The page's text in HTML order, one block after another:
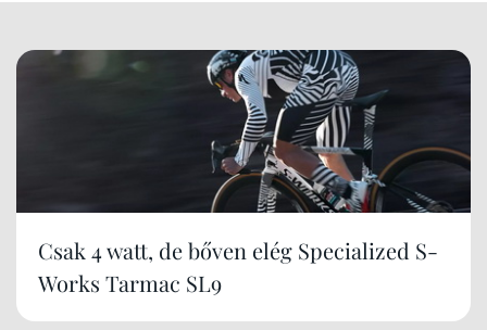
Csak 4 watt, de bőven elég Specialized S-
Works Tarmac SL9